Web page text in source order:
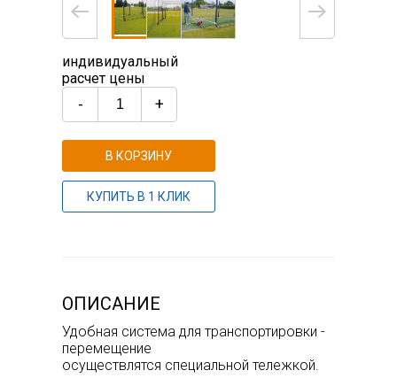
индивидуальный
расчет цены
- +
В КОРЗИНУ
КУПИТЬ В 1 КЛИК
ОПИСАНИЕ
Удобная система для транспортировки -
перемещение
осуществлятся специальной тележкой.